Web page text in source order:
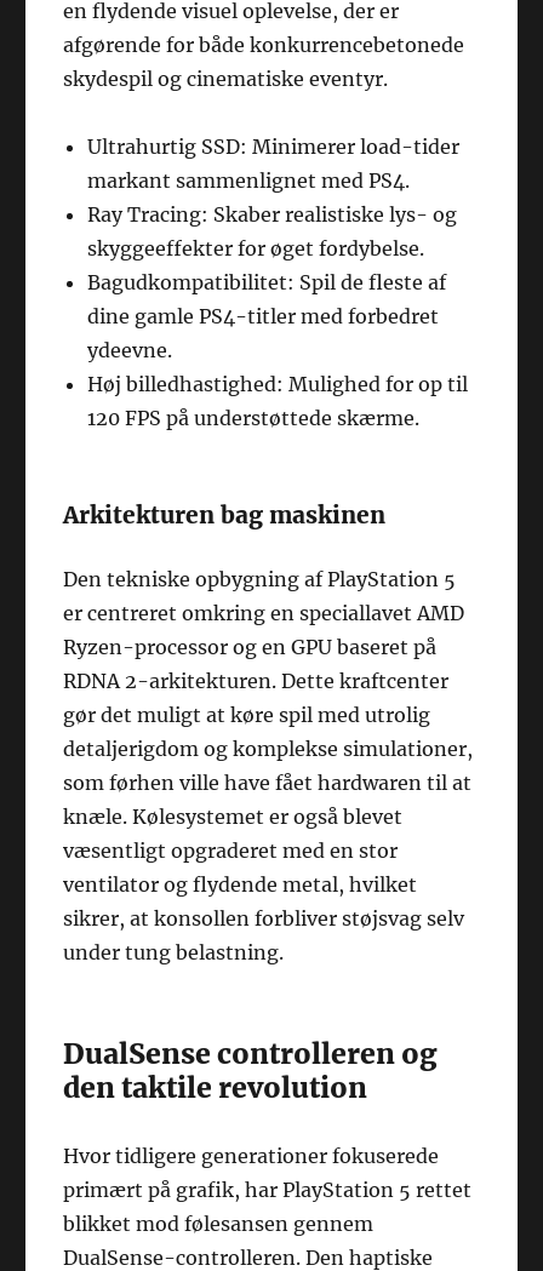
en flydende visuel oplevelse, der er
afgørende for både konkurrencebetonede
skydespil og cinematiske eventyr.
Ultrahurtig SSD: Minimerer load-tider
markant sammenlignet med PS4.
Ray Tracing: Skaber realistiske lys- og
skyggeeffekter for øget fordybelse.
Bagudkompatibilitet: Spil de fleste af
dine gamle PS4-titler med forbedret
ydeevne.
Høj billedhastighed: Mulighed for op til
120 FPS på understøttede skærme.
Arkitekturen bag maskinen
Den tekniske opbygning af PlayStation 5
er centreret omkring en speciallavet AMD
Ryzen-processor og en GPU baseret på
RDNA 2-arkitekturen. Dette kraftcenter
gør det muligt at køre spil med utrolig
detaljerigdom og komplekse simulationer,
som førhen ville have fået hardwaren til at
knæle. Kølesystemet er også blevet
væsentligt opgraderet med en stor
ventilator og flydende metal, hvilket
sikrer, at konsollen forbliver støjsvag selv
under tung belastning.
DualSense controlleren og
den taktile revolution
Hvor tidligere generationer fokuserede
primært på grafik, har PlayStation 5 rettet
blikket mod følesansen gennem
DualSense-controlleren. Den haptiske